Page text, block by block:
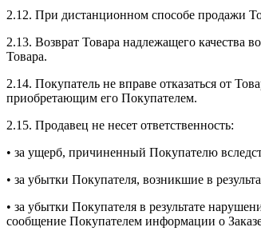
2.12. При дистанционном способе продажи
2.13. Возврат Товара надлежащего качества
Товара.
2.14. Покупатель не вправе отказаться от
приобретающим его Покупателем.
2.15. Продавец не несет ответственность:
• за ущерб, причиненный Покупателю
• за убытки Покупателя, возникшие в
• за убытки Покупателя в результате
сообщение Покупателем информации о